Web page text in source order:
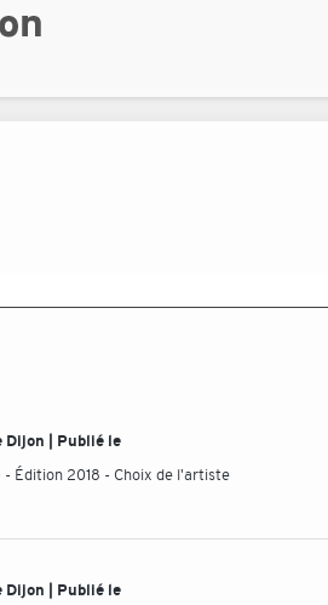
Dijon | Publié le
- Édition 2018 - Choix de l'artiste
Dijon | Publié le